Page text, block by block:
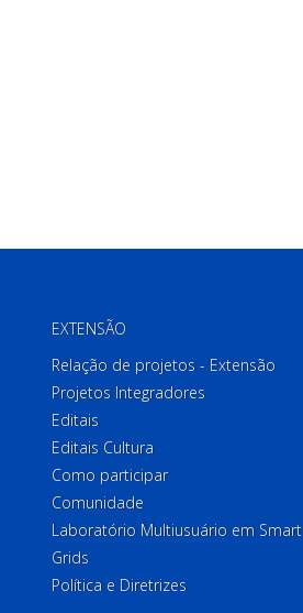
EXTENSÃO
Relação de projetos - Extensão
Projetos Integradores
Editais
Editais Cultura
Como participar
Comunidade
Laboratório Multiusuário em Smart
Grids
Política e Diretrizes